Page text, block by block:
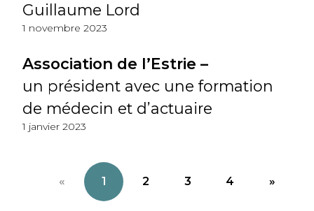
Guillaume Lord
1 novembre 2023
Association de l’Estrie –
un président avec une formation
de médecin et d’actuaire
1 janvier 2023
« 1 2 3 4 »